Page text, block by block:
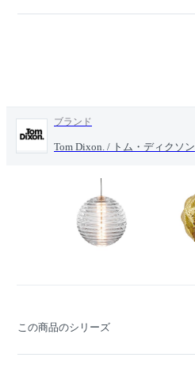
ブランド
Tom Dixon. / トム・ディクソン
この商品のシリーズ